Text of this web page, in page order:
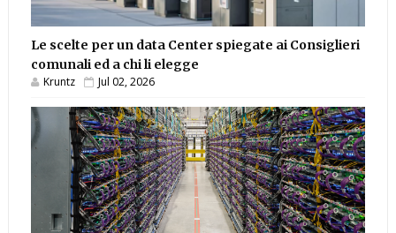
Le scelte per un data Center spiegate ai Consiglieri
comunali ed a chi li elegge
Kruntz Jul 02, 2026